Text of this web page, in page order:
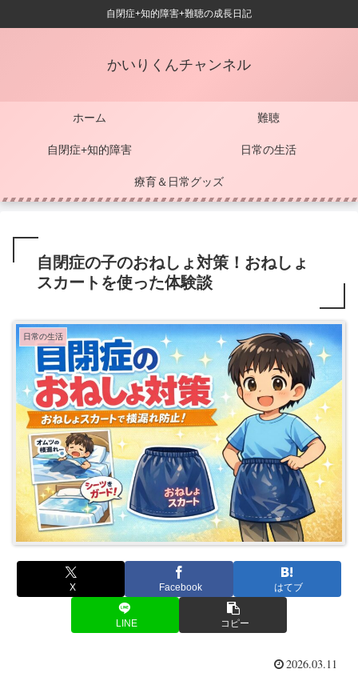
自閉症+知的障害+難聴の成長日記
かいりくんチャンネル
ホーム 難聴
自閉症+知的障害 日常の生活
療育＆日常グッズ
自閉症の子のおねしょ対策！おねしょ
スカートを使った体験談
日常の生活
X Facebook はてブ
LINE コピー
2026.03.11